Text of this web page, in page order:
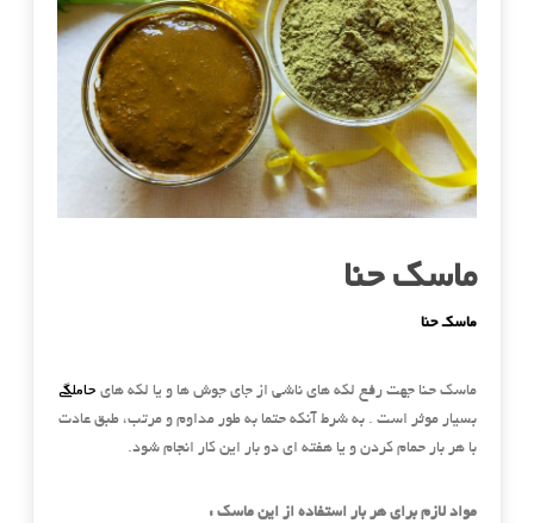
ماسک حنا
ماسک حنا
ماسک حنا جهت رفع لکه های ناشی از جای جوش ها و یا لکه های حاملگی
بسیار موثر است . به شرط آنکه حتما به طور مداوم و مرتب، طبق عادت
با هر بار حمام کردن و یا هفته ای دو بار این کار انجام شود.
مواد لازم برای هر بار استفاده از این ماسک :